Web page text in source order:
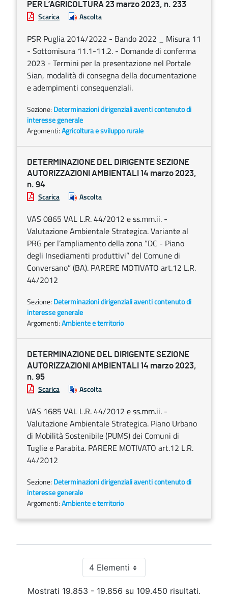
PER L’AGRICOLTURA 23 marzo 2023, n. 233
Scarica Ascolta
PSR Puglia 2014/2022 - Bando 2022 _ Misura 11
- Sottomisura 11.1-11.2. - Domande di conferma
2023 - Termini per la presentazione nel Portale
Sian, modalità di consegna della documentazione
e adempimenti consequenziali.
Sezione: Determinazioni dirigenziali aventi contenuto di
interesse generale
Argomenti:Agricoltura e sviluppo rurale
DETERMINAZIONE DEL DIRIGENTE SEZIONE
AUTORIZZAZIONI AMBIENTALI 14 marzo 2023,
n. 94
Scarica Ascolta
VAS 0865 VAL L.R. 44/2012 e ss.mm.ii. -
Valutazione Ambientale Strategica. Variante al
PRG per l’ampliamento della zona “DC - Piano
degli Insediamenti produttivi” del Comune di
Conversano” (BA). PARERE MOTIVATO art.12 L.R.
44/2012
Sezione: Determinazioni dirigenziali aventi contenuto di
interesse generale
Argomenti:Ambiente e territorio
DETERMINAZIONE DEL DIRIGENTE SEZIONE
AUTORIZZAZIONI AMBIENTALI 14 marzo 2023,
n. 95
Scarica Ascolta
VAS 1685 VAL L.R. 44/2012 e ss.mm.ii. -
Valutazione Ambientale Strategica. Piano Urbano
di Mobilità Sostenibile (PUMS) dei Comuni di
Tuglie e Parabita. PARERE MOTIVATO art.12 L.R.
44/2012
Sezione: Determinazioni dirigenziali aventi contenuto di
interesse generale
Argomenti:Ambiente e territorio
4 ElementiPer pagina
Mostrati 19.853 - 19.856 su 109.450 risultati.